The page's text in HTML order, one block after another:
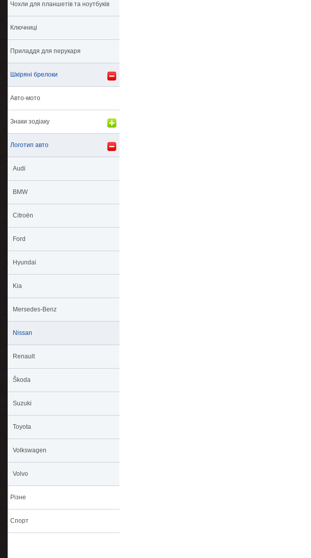
Чохли для планшетів та ноутбуків
Ключниці
Приладдя для перукаря
Шкіряні брелоки
Авто-мото
Знаки зодіаку
Логотип авто
Audi
BMW
Citroën
Ford
Hyundai
Kia
Mersedes-Benz
Nissan
Renault
Škoda
Suzuki
Toyota
Volkswagen
Volvo
Різне
Спорт